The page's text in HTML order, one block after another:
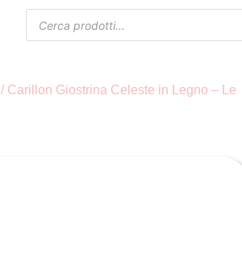
/ Carillon Giostrina Celeste in Legno – Le